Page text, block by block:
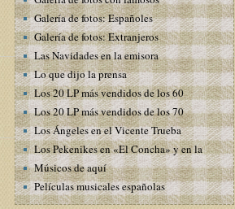
Galería de fotos: Españoles
Galería de fotos: Extranjeros
Las Navidades en la emisora
Lo que dijo la prensa
Los 20 LP más vendidos de los 60
Los 20 LP más vendidos de los 70
Los Ángeles en el Vicente Trueba
Los Pekenikes en «El Concha» y en la emisora
Músicos de aquí
Películas musicales españolas